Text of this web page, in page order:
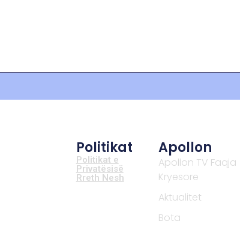
Politikat
Politikat e
Privatësisë
Rreth Nesh
Apollon
Apollon TV Faqja
Kryesore
Aktualitet
Bota